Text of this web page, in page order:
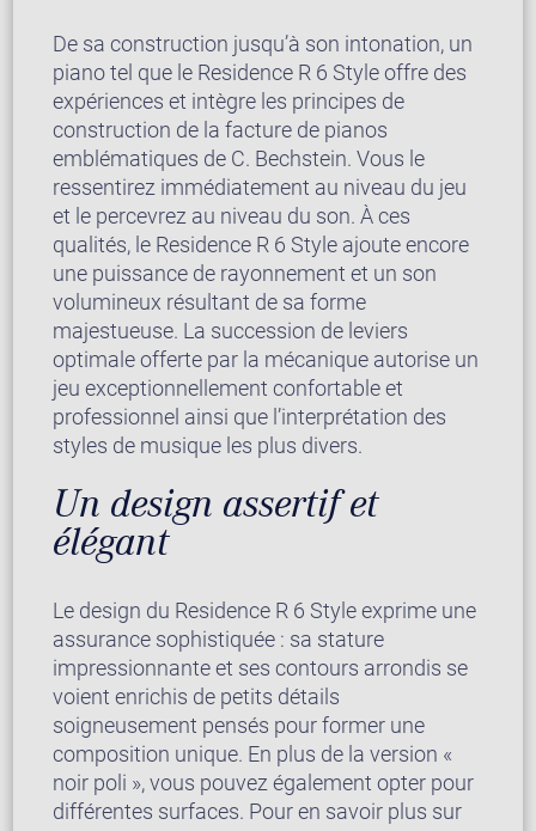
De sa construction jusqu’à son intonation, un
piano tel que le Residence R 6 Style offre des
expériences et intègre les principes de
construction de la facture de pianos
emblématiques de C. Bechstein. Vous le
ressentirez immédiatement au niveau du jeu
et le percevrez au niveau du son. À ces
qualités, le Residence R 6 Style ajoute encore
une puissance de rayonnement et un son
volumineux résultant de sa forme
majestueuse. La succession de leviers
optimale offerte par la mécanique autorise un
jeu exceptionnellement confortable et
professionnel ainsi que l’interprétation des
styles de musique les plus divers.
Un design assertif et
élégant
Le design du Residence R 6 Style exprime une
assurance sophistiquée : sa stature
impressionnante et ses contours arrondis se
voient enrichis de petits détails
soigneusement pensés pour former une
composition unique. En plus de la version «
noir poli », vous pouvez également opter pour
différentes surfaces. Pour en savoir plus sur